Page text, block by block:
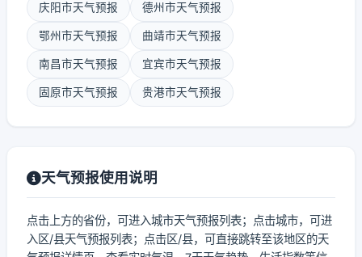
庆阳市天气预报 德州市天气预报
鄂州市天气预报 曲靖市天气预报
南昌市天气预报 宜宾市天气预报
固原市天气预报 贵港市天气预报
天气预报使用说明
点击上方的省份，可进入城市天气预报列表；点击城市，可进
入区/县天气预报列表；点击区/县，可直接跳转至该地区的天